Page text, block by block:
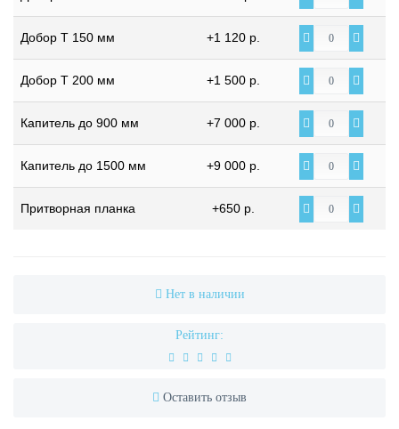
Добор Т 150 мм +1 120 р.
Добор Т 200 мм +1 500 р.
Капитель до 900 мм +7 000 р.
Капитель до 1500 мм +9 000 р.
Притворная планка +650 р.
Нет в наличии
Рейтинг:
Оставить отзыв